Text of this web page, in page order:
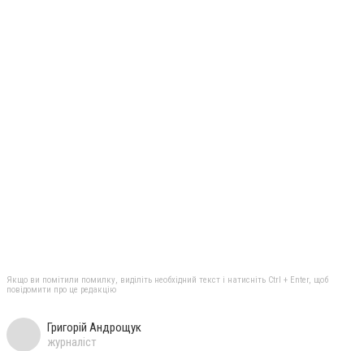
Якщо ви помітили помилку, виділіть необхідний текст і натисніть Ctrl + Enter, щоб
повідомити про це редакцію
Григорій Андрощук
журналіст